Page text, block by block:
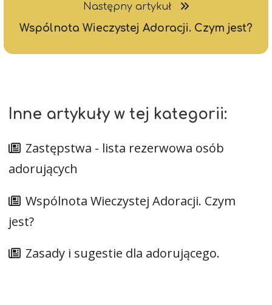
Następny artykuł
Wspólnota Wieczystej Adoracji. Czym jest?
Inne artykuły w tej kategorii:
Zastępstwa - lista rezerwowa osób
adorujących
Wspólnota Wieczystej Adoracji. Czym
jest?
Zasady i sugestie dla adorującego.